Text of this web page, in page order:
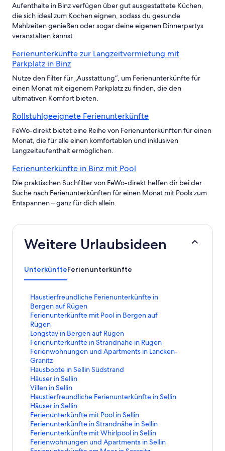
Aufenthalte in Binz verfügen über gut ausgestattete Küchen,
die sich ideal zum Kochen eignen, sodass du gesunde
Mahlzeiten genießen oder sogar deine eigenen Dinnerpartys
veranstalten kannst
Ferienunterkünfte zur Langzeitvermietung mit
Parkplatz in Binz
Nutze den Filter für „Ausstattung“, um Ferienunterkünfte für
einen Monat mit eigenem Parkplatz zu finden, die den
ultimativen Komfort bieten.
Rollstuhlgeeignete Ferienunterkünfte
FeWo-direkt bietet eine Reihe von Ferienunterkünften für einen
Monat, die für alle einen komfortablen und inklusiven
Langzeitaufenthalt ermöglichen.
Ferienunterkünfte in Binz mit Pool
Die praktischen Suchfilter von FeWo-direkt helfen dir bei der
Suche nach Ferienunterkünften für einen Monat mit Pools zum
Entspannen – ganz für dich allein.
Weitere Urlaubsideen
UnterkünfteFerienunterkünfte
Haustierfreundliche Ferienunterkünfte in
Bergen auf Rügen
L
i
n
k
,
d
e
r
d
i
e
f
o
l
g
e
n
Ferienunterkünfte mit Pool in Bergen auf
Rügen
L
i
n
k
,
d
e
r
d
i
e
f
o
l
g
Longstay in Bergen auf Rügen
L
i
n
k
,
d
e
r
d
i
e
f
o
Ferienunterkünfte in Strandnähe in Rügen
L
i
n
k
,
d
e
r
d
i
e
f
Ferienwohnungen und Apartments in Lancken-
Granitz
L
i
n
k
,
d
e
r
d
i
e
Hausboote in Sellin Südstrand
L
i
n
k
,
d
e
r
d
Häuser in Sellin
L
i
n
k
,
d
e
r
Villen in Sellin
L
i
n
k
,
d
e
Haustierfreundliche Ferienunterkünfte in Sellin
L
i
n
k
,
d
Häuser in Sellin
L
i
n
k
,
Ferienunterkünfte mit Pool in Sellin
L
i
n
k
Ferienunterkünfte in Strandnähe in Sellin
L
i
n
Ferienunterkünfte mit Whirlpool in Sellin
L
iFerienwohnungen und Apartments in Sellin
L